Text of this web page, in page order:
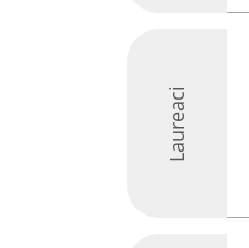
Laureaci